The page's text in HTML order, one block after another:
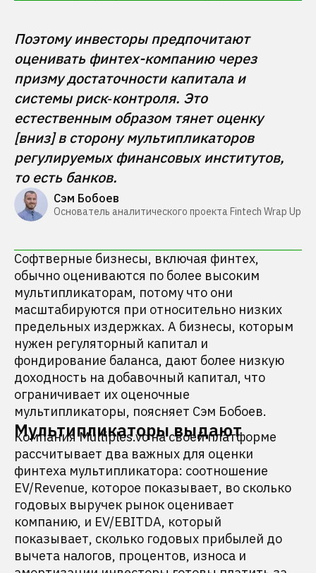
Поэтому инвесторы предпочитают
оценивать финтех-компанию через
призму достаточности капитала и
системы риск‑контроля. Это
естественным образом тянет оценку
[вниз] в сторону мультипликаторов
регулируемых финансовых институтов,
то есть банков.
Сэм Бобоев
Основатель аналитического проекта Fintech Wrap Up
Софтверные бизнесы, включая финтех,
обычно оцениваются по более высоким
мультипликаторам, потому что они
масштабируются при относительно низких
предельных издержках. А бизнесы, которым
нужен регуляторный капитал и
фондирование баланса, дают более низкую
доходность на добавочный капитал, что
ограничивает их оценочные
мультипликаторы, поясняет Сэм Бобоев.
Мультипликаторы выдают
Компания Multiples.vc на своей платформе
рассчитывает два важных для оценки
финтеха мультипликатора: соотношение
EV/Revenue, которое показывает, во сколько
годовых выручек рынок оценивает
компанию, и EV/EBITDA, который
показывает, сколько годовых прибылей до
вычета налогов, процентов, износа и